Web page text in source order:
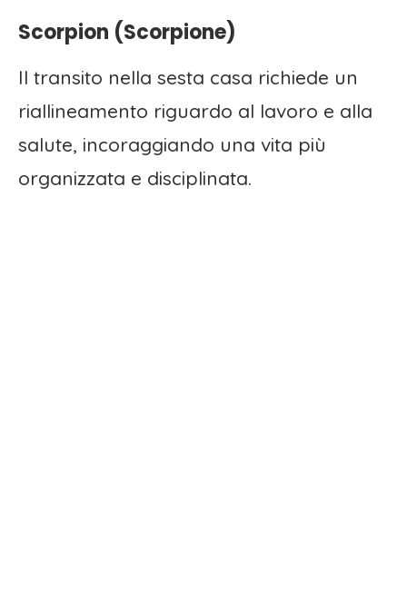
Scorpion (Scorpione)
Il transito nella sesta casa richiede un
riallineamento riguardo al lavoro e alla
salute, incoraggiando una vita più
organizzata e disciplinata.